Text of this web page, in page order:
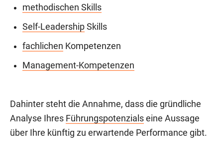
methodischen Skills
Self-Leadership Skills
fachlichen Kompetenzen
Management-Kompetenzen
Dahinter steht die Annahme, dass die gründliche
Analyse Ihres Führungspotenzials eine Aussage
über Ihre künftig zu erwartende Performance gibt.